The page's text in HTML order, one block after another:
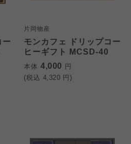
ー
片岡物産
モンカフェ ドリップコー
ヒーギフト MCSD-40
本体 4,000 円
(税込 4,320 円)